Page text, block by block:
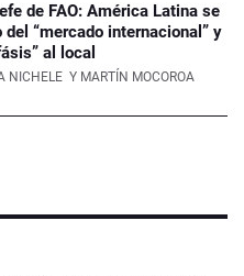
de FAO: América Latina se
del “mercado internacional” y
al local
NICHELE Y MARTÍN MOCOROA